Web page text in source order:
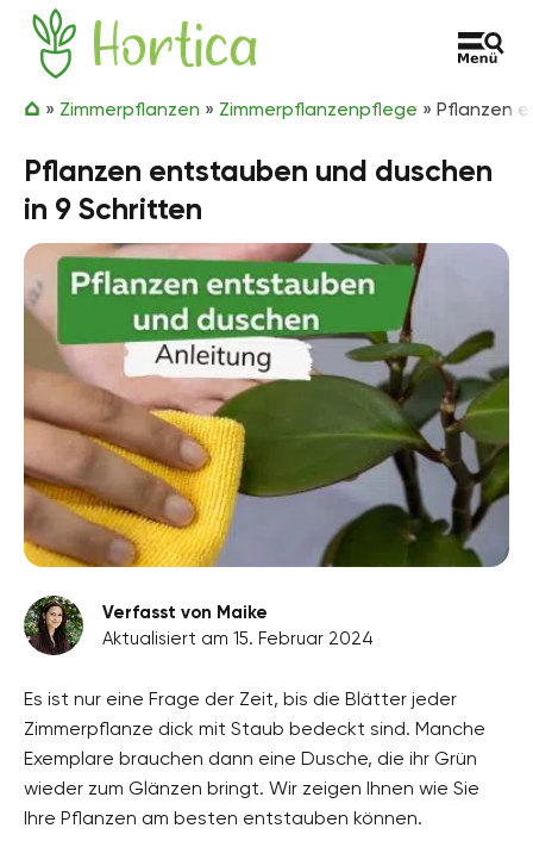
Zum Inhalt springen
Hortica
» Zimmerpflanzen » Zimmerpflanzenpflege » Pflanzen
Pflanzen entstauben und duschen
in 9 Schritten
Verfasst von Maike
Aktualisiert am 15. Februar 2024
Es ist nur eine Frage der Zeit, bis die Blätter jeder
Zimmerpflanze dick mit Staub bedeckt sind. Manche
Exemplare brauchen dann eine Dusche, die ihr Grün
wieder zum Glänzen bringt. Wir zeigen Ihnen wie Sie
Ihre Pflanzen am besten entstauben können.